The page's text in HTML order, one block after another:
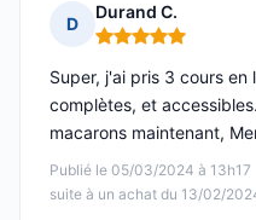
D
Durand C.
Note : 5 sur 5
Publié le 05/03/2024 à 13h17
suite à un achat du 13/02/
Super, j'ai pris 3 cours
complètes, et
macarons maintenant,